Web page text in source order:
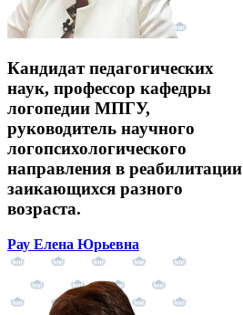
Кандидат педагогических
наук, профессор кафедры
логопедии МПГУ,
руководитель научного
логопсихологического
направления в реабилитации
заикающихся разного
возраста.
Рау Елена Юрьевна